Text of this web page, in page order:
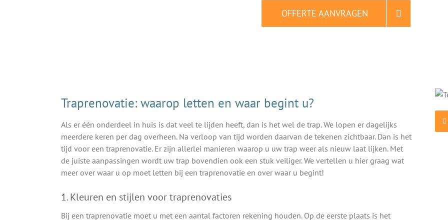
OFFERTE AANVRAGEN
Traprenovatie: waarop letten en waar begint u?
Als er één onderdeel in huis is dat veel te lijden heeft, dan is het wel de trap. We lopen er dagelijks
meerdere keren per dag overheen. Na verloop van tijd worden daarvan de tekenen zichtbaar. Dan is het
tijd voor een traprenovatie. Er zijn allerlei manieren waarop u uw trap weer als nieuw laat lijken. Met
de juiste aanpassingen wordt uw trap bovendien ook een stuk veiliger. We vertellen u hier graag wat
meer over waar u op moet letten bij een traprenovatie en over waar u begint!
1. Kleuren en stijlen voor traprenovaties
Bij een traprenovatie moet u met een aantal factoren rekening houden. Op de eerste plaats is het